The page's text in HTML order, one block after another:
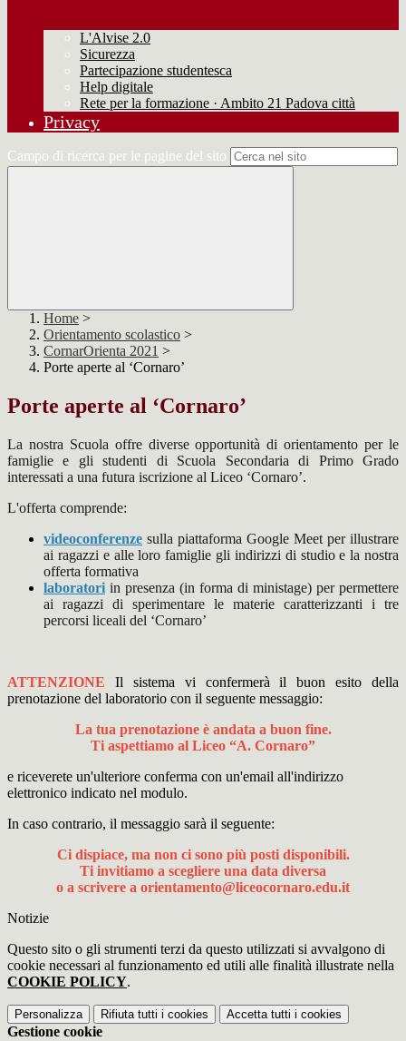
L'Alvise 2.0
Sicurezza
Partecipazione studentesca
Help digitale
Rete per la formazione · Ambito 21 Padova città
Privacy
Campo di ricerca per le pagine del sito
Home >
Orientamento scolastico >
CornarOrienta 2021 >
Porte aperte al ‘Cornaro’
Porte aperte al ‘Cornaro’
La nostra Scuola offre diverse opportunità di orientamento per le
famiglie e gli studenti di Scuola Secondaria di Primo Grado
interessati a una futura iscrizione al Liceo ‘Cornaro’.
L'offerta comprende:
videoconferenze sulla piattaforma Google Meet per illustrare
ai ragazzi e alle loro famiglie gli indirizzi di studio e la nostra
offerta formativa
laboratori in presenza (in forma di ministage) per permettere
ai ragazzi di sperimentare le materie caratterizzanti i tre
percorsi liceali del ‘Cornaro’
ATTENZIONE Il sistema vi confermerà il buon esito della
prenotazione del laboratorio con il seguente messaggio:
La tua prenotazione è andata a buon fine.
Ti aspettiamo al Liceo “A. Cornaro”
e riceverete un'ulteriore conferma con un'email all'indirizzo
elettronico indicato nel modulo.
In caso contrario, il messaggio sarà il seguente:
Ci dispiace, ma non ci sono più posti disponibili.
Ti invitiamo a scegliere una data diversa
o a scrivere a orientamento@liceocornaro.edu.it
Notizie
Questo sito o gli strumenti terzi da questo utilizzati si avvalgono di
cookie necessari al funzionamento ed utili alle finalità illustrate nella
COOKIE POLICY.
Personalizza Rifiuta tutti i cookies Accetta tutti i cookies
Gestione cookie